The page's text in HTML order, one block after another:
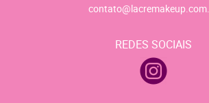
REDES SOCIAIS